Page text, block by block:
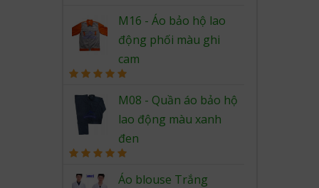
out of 5
M16 - Áo bảo hộ lao
động phối màu ghi
cam
out of 5
M08 - Quần áo bảo hộ
lao động màu xanh
đen
out of 5
Áo blouse Trắng